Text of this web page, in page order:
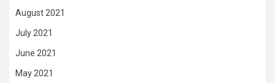
August 2021
July 2021
June 2021
May 2021